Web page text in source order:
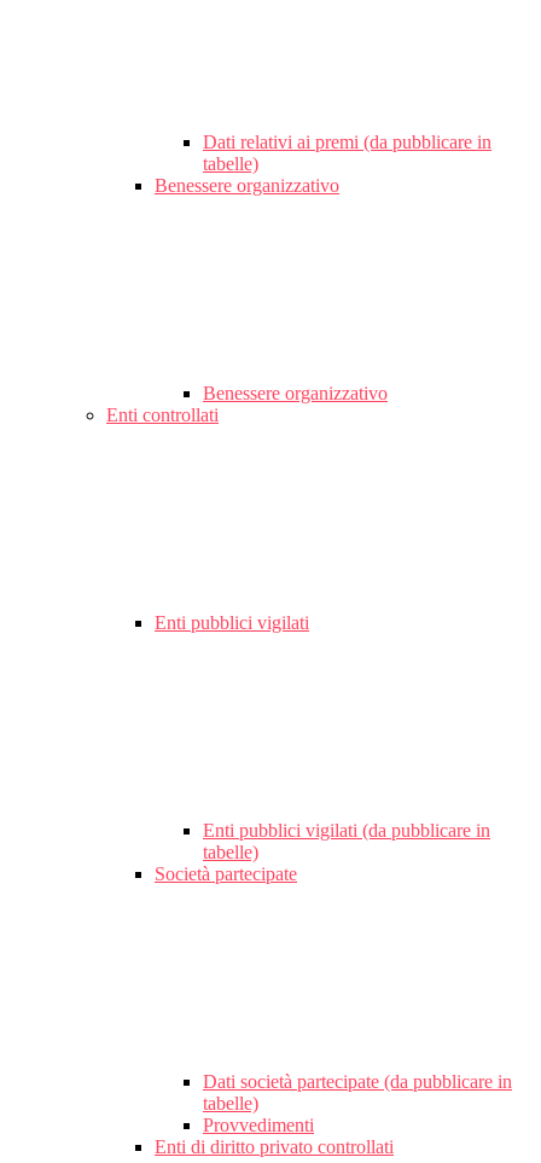
Dati relativi ai premi (da pubblicare in
tabelle)
Benessere organizzativo
Benessere organizzativo
Enti controllati
Enti pubblici vigilati
Enti pubblici vigilati (da pubblicare in
tabelle)
Società partecipate
Dati società partecipate (da pubblicare in
tabelle)
Provvedimenti
Enti di diritto privato controllati